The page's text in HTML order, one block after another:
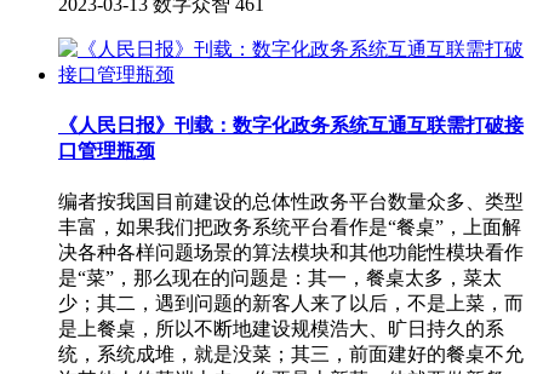
《人民日报》刊载：数字化政务系统互通互联需打破接
口管理瓶颈
编者按我国目前建设的总体性政务平台数量众多、类型
丰富，如果我们把政务系统平台看作是“餐桌”，上面解
决各种各样问题场景的算法模块和其他功能性模块看作
是“菜”，那么现在的问题是：其一，餐桌太多，菜太
少；其二，遇到问题的新客人来了以后，不是上菜，而
是上餐桌，所以不断地建设规模浩大、旷日持久的系
统，系统成堆，就是没菜；其三，前面建好的餐桌不允